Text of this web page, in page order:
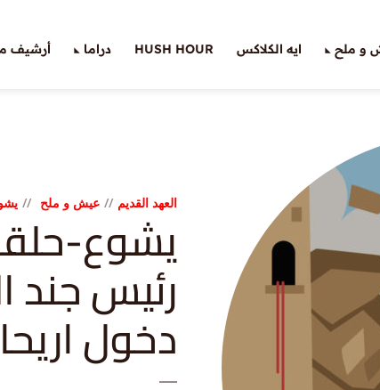
و ملح ايه الكلاكس HUSH HOUR دراما أرشيف
العهد القديم عيش و ملح
رئيس جند
دخول اريحا